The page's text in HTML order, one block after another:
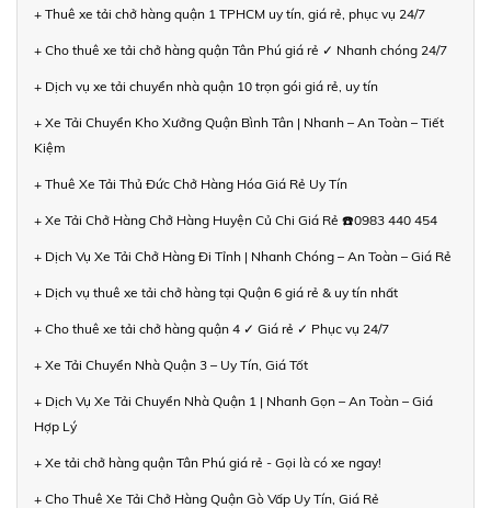
+ Thuê xe tải chở hàng quận 1 TPHCM uy tín, giá rẻ, phục vụ 24/7
+ Cho thuê xe tải chở hàng quận Tân Phú giá rẻ ✓ Nhanh chóng 24/7
+ Dịch vụ xe tải chuyển nhà quận 10 trọn gói giá rẻ, uy tín
+ Xe Tải Chuyển Kho Xưởng Quận Bình Tân | Nhanh – An Toàn – Tiết
Kiệm
+ Thuê Xe Tải Thủ Đức Chở Hàng Hóa Giá Rẻ Uy Tín
+ Xe Tải Chở Hàng Chở Hàng Huyện Củ Chi Giá Rẻ ☎️0983 440 454
+ Dịch Vụ Xe Tải Chở Hàng Đi Tỉnh | Nhanh Chóng – An Toàn – Giá Rẻ
+ Dịch vụ thuê xe tải chở hàng tại Quận 6 giá rẻ & uy tín nhất
+ Cho thuê xe tải chở hàng quận 4 ✓ Giá rẻ ✓ Phục vụ 24/7
+ Xe Tải Chuyển Nhà Quận 3 – Uy Tín, Giá Tốt
+ Dịch Vụ Xe Tải Chuyển Nhà Quận 1 | Nhanh Gọn – An Toàn – Giá
Hợp Lý
+ Xe tải chở hàng quận Tân Phú giá rẻ - Gọi là có xe ngay!
+ Cho Thuê Xe Tải Chở Hàng Quận Gò Vấp Uy Tín, Giá Rẻ